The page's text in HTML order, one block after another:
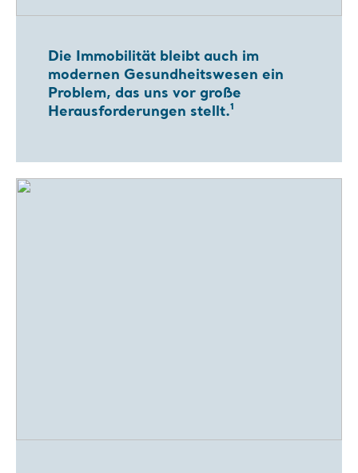
Die Immobilität bleibt auch im
modernen Gesundheitswesen ein
Problem, das uns vor große
Herausforderungen stellt.¹